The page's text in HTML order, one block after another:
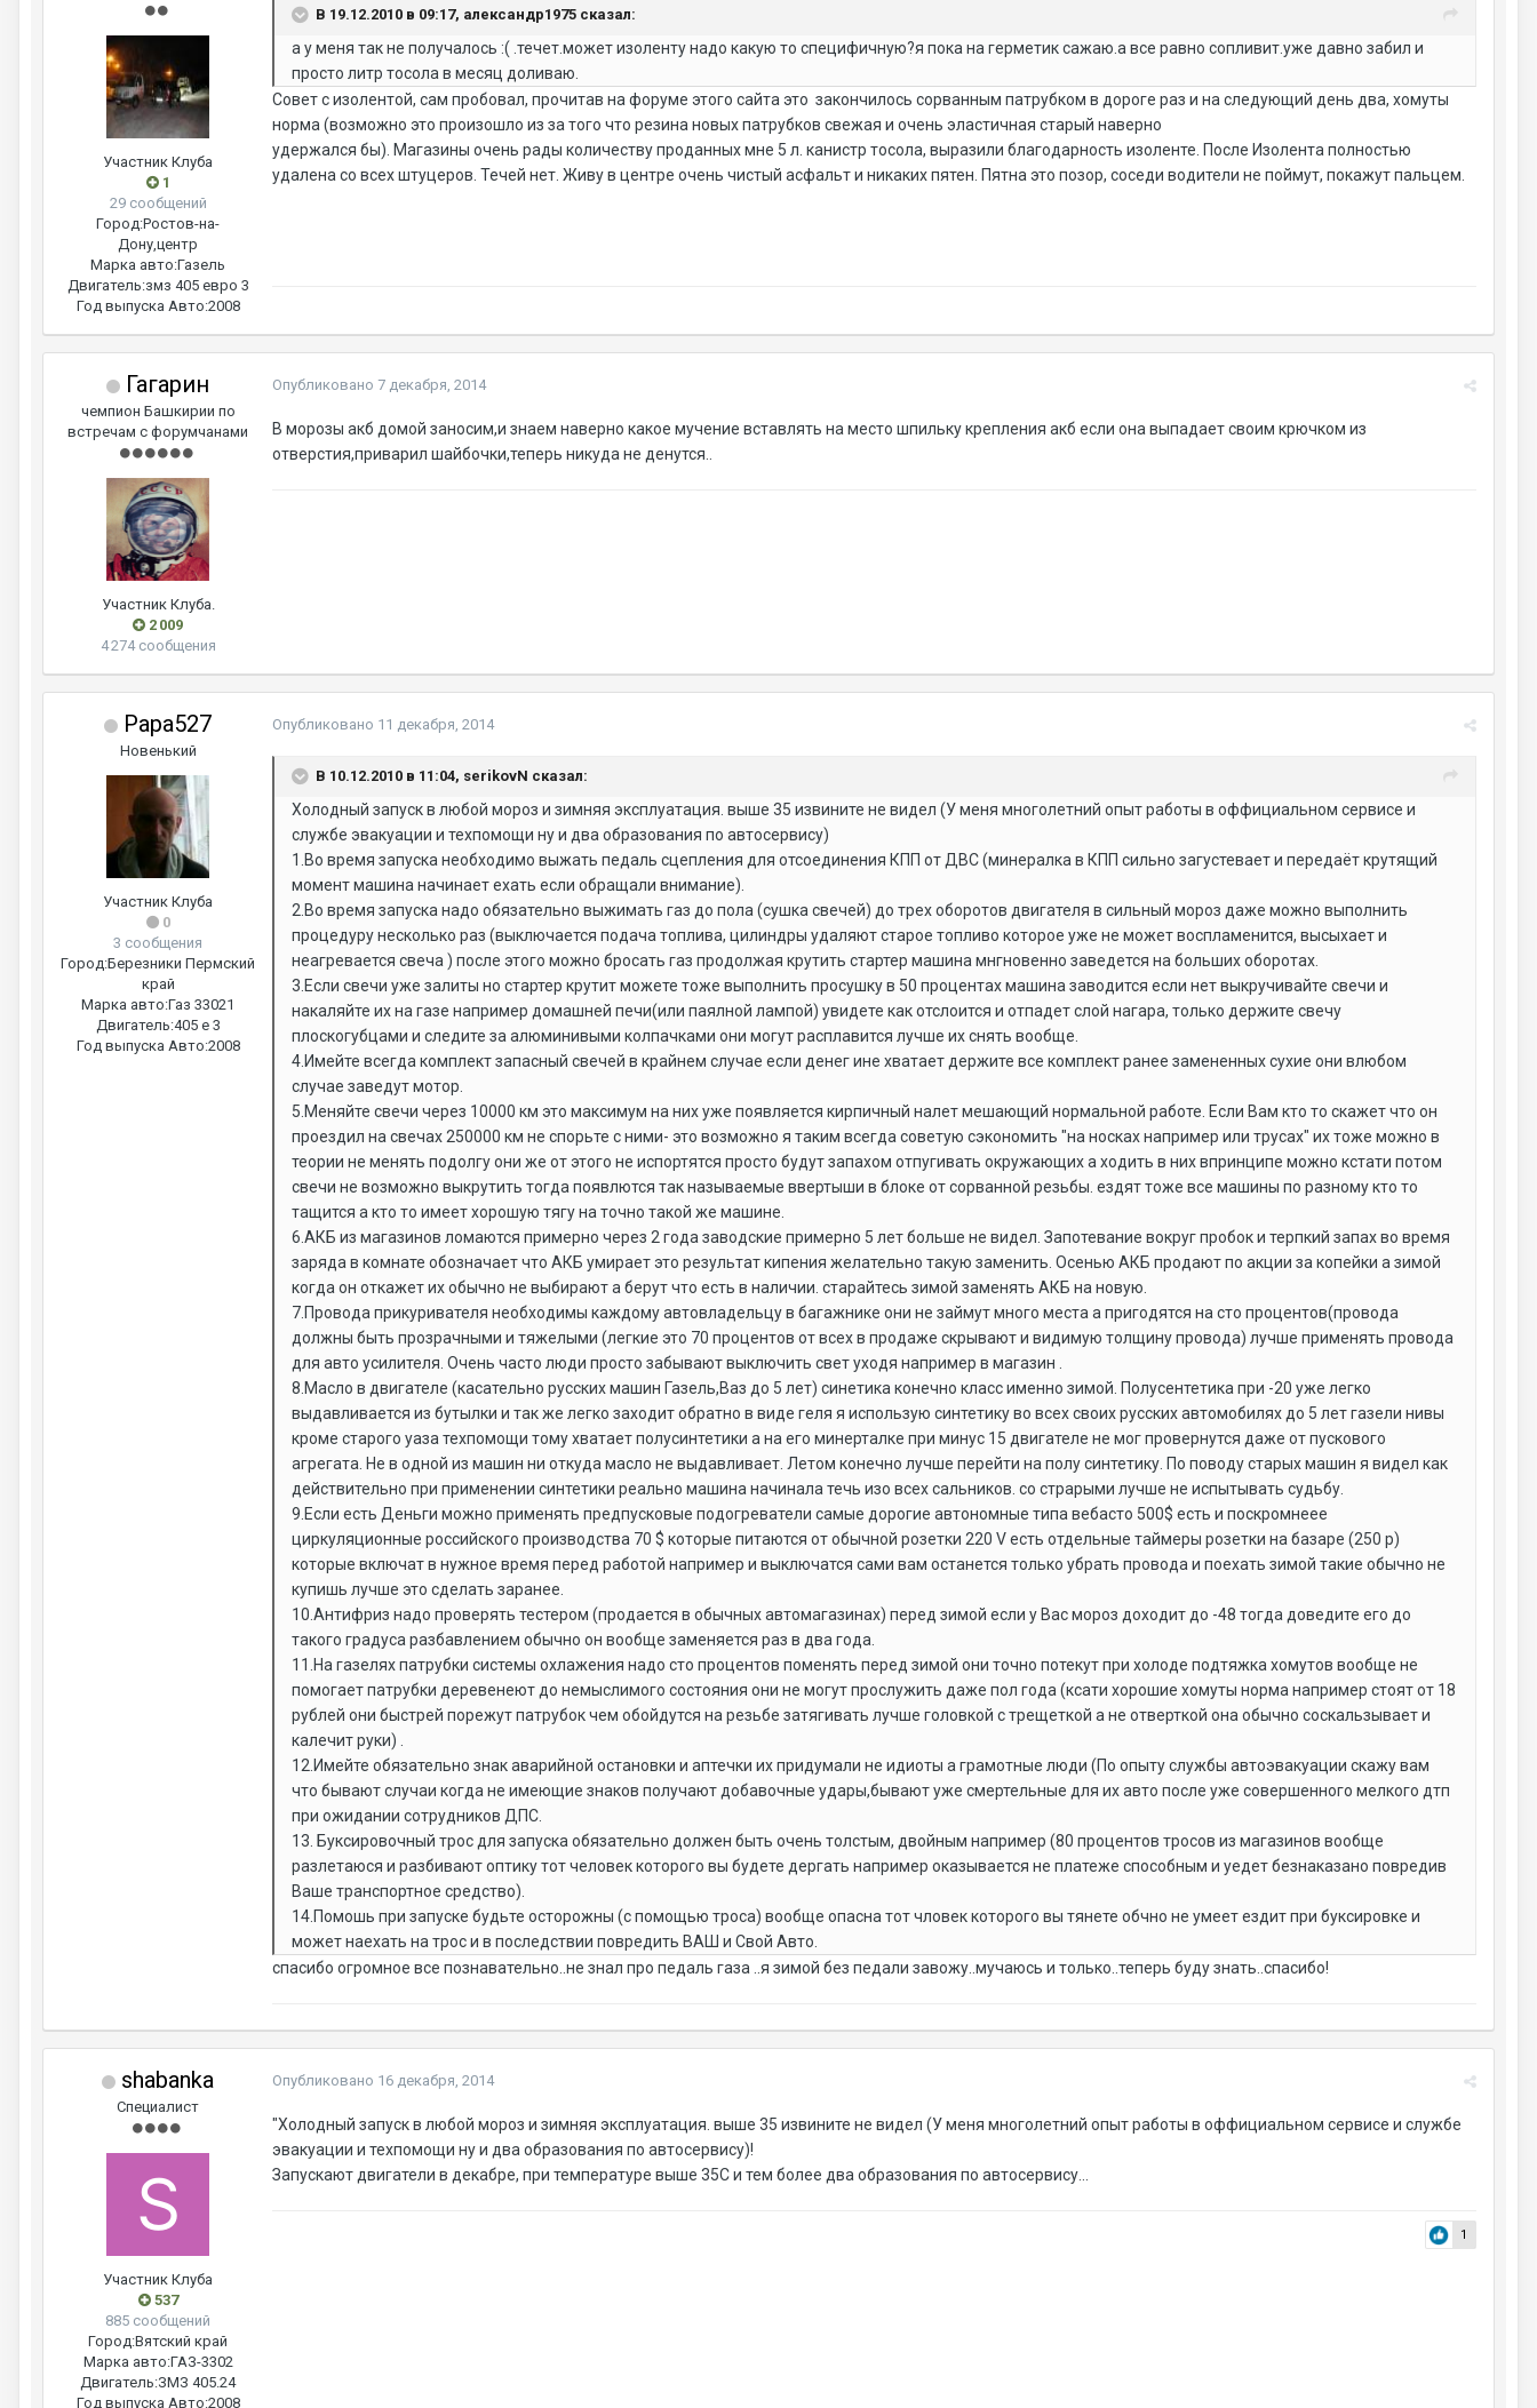
Участник Клуба
1
29 сообщений
Город:Ростов-на-
Дону,центр
Марка авто:Газель
Двигатель:змз 405 евро 3
Год выпуска Авто:2008
В 19.12.2010 в 09:17, александр1975 сказал:
а у меня так не получалось :( .течет.может изоленту надо какую то специфичную?я пока на герметик сажаю.а все равно сопливит.уже давно забил и
просто литр тосола в месяц доливаю.
Совет с изолентой, сам пробовал, прочитав на форуме этого сайта это закончилось сорванным патрубком в дороге раз и на следующий день два, хомуты
норма (возможно это произошло из за того что резина новых патрубков свежая и очень эластичная старый наверно
удержался бы). Магазины очень рады количеству проданных мне 5 л. канистр тосола, выразили благодарность изоленте. После Изолента полностью
удалена со всех штуцеров. Течей нет. Живу в центре очень чистый асфальт и никаких пятен. Пятна это позор, соседи водители не поймут, покажут пальцем.
Гагарин
чемпион Башкирии по
встречам с форумчанами
Участник Клуба.
2 009
4 274 сообщения
Опубликовано 7 декабря, 2014
В морозы акб домой заносим,и знаем наверно какое мучение вставлять на место шпильку крепления акб если она выпадает своим крючком из
отверстия,приварил шайбочки,теперь никуда не денутся..
Papa527
Новенький
Участник Клуба
0
3 сообщения
Город:Березники Пермский
край
Марка авто:Газ 33021
Двигатель:405 е 3
Год выпуска Авто:2008
Опубликовано 11 декабря, 2014
В 10.12.2010 в 11:04, serikovN сказал:
Холодный запуск в любой мороз и зимняя эксплуатация. выше 35 извините не видел (У меня многолетний опыт работы в оффициальном сервисе и
службе эвакуации и техпомощи ну и два образования по автосервису)
1.Во время запуска необходимо выжать педаль сцепления для отсоединения КПП от ДВС (минералка в КПП сильно загустевает и передаёт крутящий
момент машина начинает ехать если обращали внимание).
2.Во время запуска надо обязательно выжимать газ до пола (сушка свечей) до трех оборотов двигателя в сильный мороз даже можно выполнить
процедуру несколько раз (выключается подача топлива, цилиндры удаляют старое топливо которое уже не может воспламенится, высыхает и
неагревается свеча ) после этого можно бросать газ продолжая крутить стартер машина мнгновенно заведется на больших оборотах.
3.Если свечи уже залиты но стартер крутит можете тоже выполнить просушку в 50 процентах машина заводится если нет выкручивайте свечи и
накаляйте их на газе например домашней печи(или паялной лампой) увидете как отслоится и отпадет слой нагара, только держите свечу
плоскогубцами и следите за алюминивыми колпачками они могут расплавится лучше их снять вообще.
4.Имейте всегда комплект запасный свечей в крайнем случае если денег ине хватает держите все комплект ранее замененных сухие они влюбом
случае заведут мотор.
5.Меняйте свечи через 10000 км это максимум на них уже появляется кирпичный налет мешающий нормальной работе. Если Вам кто то скажет что он
проездил на свечах 250000 км не спорьте с ними- это возможно я таким всегда советую сэкономить "на носках например или трусах" их тоже можно в
теории не менять подолгу они же от этого не испортятся просто будут запахом отпугивать окружающих а ходить в них впринципе можно кстати потом
свечи не возможно выкрутить тогда появлются так называемые ввертыши в блоке от сорванной резьбы. ездят тоже все машины по разному кто то
тащится а кто то имеет хорошую тягу на точно такой же машине.
6.АКБ из магазинов ломаются примерно через 2 года заводские примерно 5 лет больше не видел. Запотевание вокруг пробок и терпкий запах во время
заряда в комнате обозначает что АКБ умирает это результат кипения желательно такую заменить. Осенью АКБ продают по акции за копейки а зимой
когда он откажет их обычно не выбирают а берут что есть в наличии. старайтесь зимой заменять АКБ на новую.
7.Провода прикуривателя необходимы каждому автовладельцу в багажнике они не займут много места а пригодятся на сто процентов(провода
должны быть прозрачными и тяжелыми (легкие это 70 процентов от всех в продаже скрывают и видимую толщину провода) лучше применять провода
для авто усилителя. Очень часто люди просто забывают выключить свет уходя например в магазин .
8.Масло в двигателе (касательно русских машин Газель,Ваз до 5 лет) синетика конечно класс именно зимой. Полусентетика при -20 уже легко
выдавливается из бутылки и так же легко заходит обратно в виде геля я использую синтетику во всех своих русских автомобилях до 5 лет газели нивы
кроме старого уаза техпомощи тому хватает полусинтетики а на его минерталке при минус 15 двигателе не мог провернутся даже от пускового
агрегата. Не в одной из машин ни откуда масло не выдавливает. Летом конечно лучше перейти на полу синтетику. По поводу старых машин я видел как
действительно при применении синтетики реально машина начинала течь изо всех сальников. со страрыми лучше не испытывать судьбу.
9.Если есть Деньги можно применять предпусковые подогреватели самые дорогие автономные типа вебасто 500$ есть и поскромнеее
циркуляционные российского производства 70 $ которые питаются от обычной розетки 220 V есть отдельные таймеры розетки на базаре (250 р)
которые включат в нужное время перед работой например и выключатся сами вам останется только убрать провода и поехать зимой такие обычно не
купишь лучше это сделать заранее.
10.Антифриз надо проверять тестером (продается в обычных автомагазинах) перед зимой если у Вас мороз доходит до -48 тогда доведите его до
такого градуса разбавлением обычно он вообще заменяется раз в два года.
11.На газелях патрубки системы охлажения надо сто процентов поменять перед зимой они точно потекут при холоде подтяжка хомутов вообще не
помогает патрубки деревенеют до немыслимого состояния они не могут прослужить даже пол года (ксати хорошие хомуты норма например стоят от 18
рублей они быстрей порежут патрубок чем обойдутся на резьбе затягивать лучше головкой с трещеткой а не отверткой она обычно соскальзывает и
калечит руки) .
12.Имейте обязательно знак аварийной остановки и аптечки их придумали не идиоты а грамотные люди (По опыту службы автоэвакуации скажу вам
что бывают случаи когда не имеющие знаков получают добавочные удары,бывают уже смертельные для их авто после уже совершенного мелкого дтп
при ожидании сотрудников ДПС.
13. Буксировочный трос для запуска обязательно должен быть очень толстым, двойным например (80 процентов тросов из магазинов вообще
разлетаюся и разбивают оптику тот человек которого вы будете дергать например оказывается не платеже способным и уедет безнаказано повредив
Ваше транспортное средство).
14.Помошь при запуске будьте осторожны (с помощью троса) вообще опасна тот чловек которого вы тянете обчно не умеет ездит при буксировке и
может наехать на трос и в последствии повредить ВАШ и Свой Авто.
спасибо огромное все познавательно..не знал про педаль газа ..я зимой без педали завожу..мучаюсь и только..теперь буду знать..спасибо!
shabanka
Специалист
Участник Клуба
537
885 сообщений
Город:Вятский край
Марка авто:ГАЗ-3302
Двигатель:ЗМЗ 405.24
Год выпуска Авто:2008
Опубликовано 16 декабря, 2014
"Холодный запуск в любой мороз и зимняя эксплуатация. выше 35 извините не видел (У меня многолетний опыт работы в оффициальном сервисе и службе
эвакуации и техпомощи ну и два образования по автосервису)!
Запускают двигатели в декабре, при температуре выше 35С и тем более два образования по автосервису...
1